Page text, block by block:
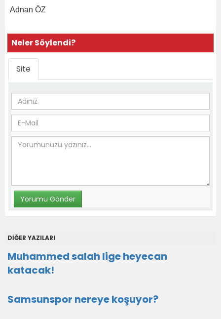
Adnan ÖZ
Neler Söylendi?
Site
DİĞER YAZILARI
Muhammed salah lige heyecan
katacak!
Samsunspor nereye koşuyor?